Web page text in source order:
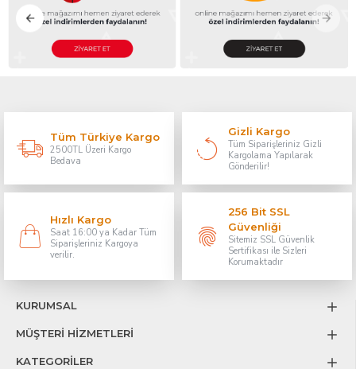
Tüm Türkiye Kargo
2500TL Üzeri Kargo
Bedava
Gizli Kargo
Tüm Siparişleriniz Gizli
Kargolama Yapılarak
Gönderilir!
Hızlı Kargo
Saat 16:00 ya Kadar Tüm
Siparişleriniz Kargoya
verilir.
256 Bit SSL
Güvenliği
Sitemiz SSL Güvenlik
Sertifikası ile Sizleri
Korumaktadır
KURUMSAL
MÜŞTERİ HİZMETLERİ
KATEGORİLER